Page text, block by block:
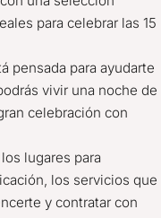
para celebrar las 15
pensada para ayudarte
vivir una noche de
celebración con
lugares para
los servicios que
y contratar con